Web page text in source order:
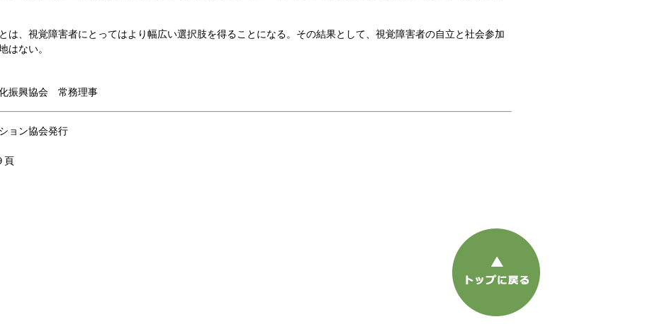
、視覚障害者にとってはより幅広い選択肢を得ることになる。その結果として、視覚障害者の自立と社会参加
はない。
振興協会 常務理事
ョン協会発行
頁